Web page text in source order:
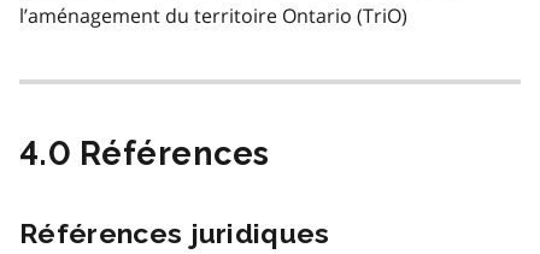
l’aménagement du territoire Ontario (TriO)
4.0 Références
Références juridiques